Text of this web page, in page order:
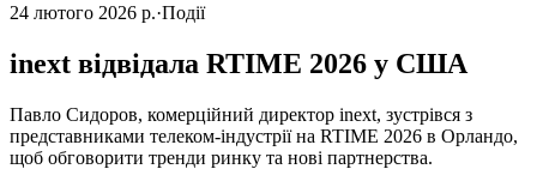
24 лютого 2026 р.·Події
inext відвідала RTIME 2026 у США
Павло Сидоров, комерційний директор inext, зустрівся з
представниками телеком-індустрії на RTIME 2026 в Орландо,
щоб обговорити тренди ринку та нові партнерства.